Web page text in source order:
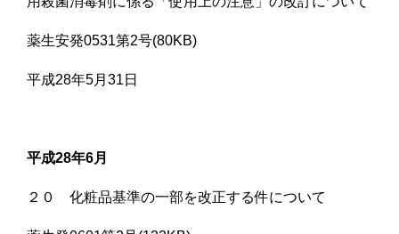
薬生安発0531第2号(80KB)
平成28年5月31日
平成28年6月
２０ 化粧品基準の一部を改正する件について